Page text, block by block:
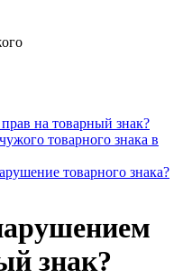
на товарный знак?
товарного знака в
товарного знака?
знак?